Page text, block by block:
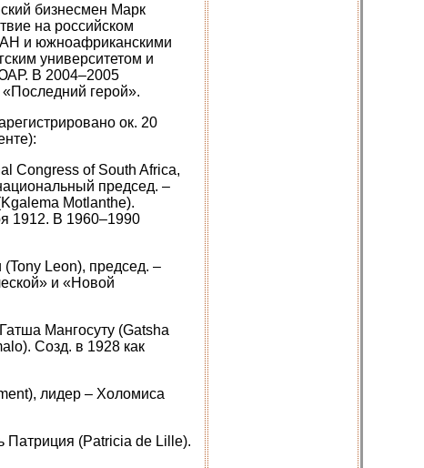
бизнесмен Марк
на российском
и южноафриканскими
университетом и
В 2004–2005
герой».
ок. 20
Congress of South Africa,
председ. –
Motlanthe).
1912. В 1960–1990
Leon), председ. –
и «Новой
Мангосуту (Gatsha
Созд. в 1928 как
лидер – Холомиса
Патриция (Patricia de Lille).